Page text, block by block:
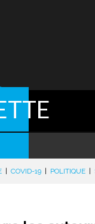
COVID-19 POLITIQUE